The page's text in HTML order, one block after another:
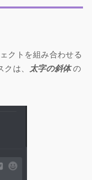
クトを組み合わせる
は、
太字の斜体 の